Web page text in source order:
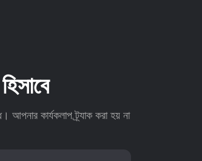
কার্যকলাপ ট্র্যাক করা হয় না